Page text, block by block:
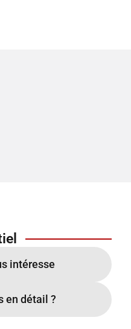
intéresse
en détail ?